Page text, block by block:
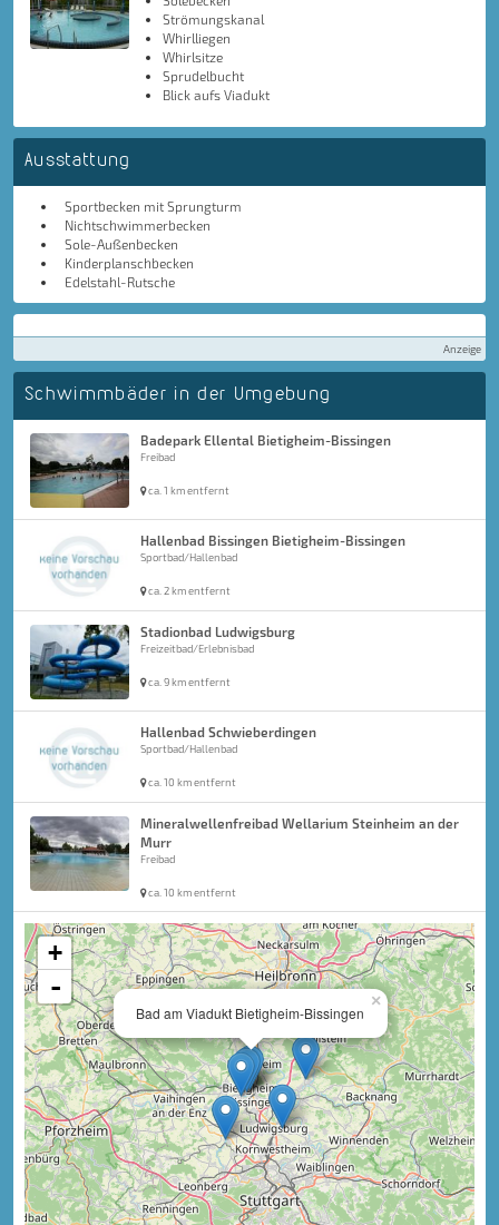
Strömungskanal
Whirlliegen
Whirlsitze
Sprudelbucht
Blick aufs Viadukt
Ausstattung
Sportbecken mit Sprungturm
Nichtschwimmerbecken
Sole-Außenbecken
Kinderplanschbecken
Edelstahl-Rutsche
Anzeige
Schwimmbäder in der Umgebung
Badepark Ellental Bietigheim-Bissingen
Freibad
ca. 1 km entfernt
Hallenbad Bissingen Bietigheim-Bissingen
Sportbad/Hallenbad
ca. 2 km entfernt
Stadionbad Ludwigsburg
Freizeitbad/Erlebnisbad
ca. 9 km entfernt
Hallenbad Schwieberdingen
Sportbad/Hallenbad
ca. 10 km entfernt
Mineralwellenfreibad Wellarium Steinheim an der
Murr
Freibad
ca. 10 km entfernt
×
Bad am Viadukt Bietigheim-Bissingen
+
-